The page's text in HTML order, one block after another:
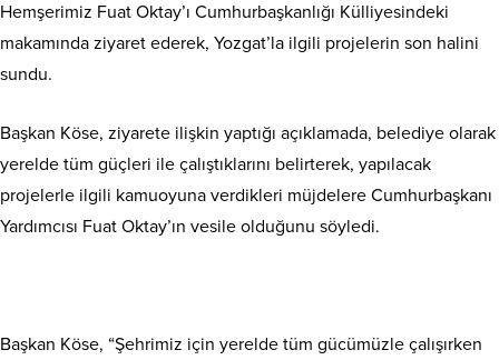
Hemşerimiz Fuat Oktay’ı Cumhurbaşkanlığı Külliyesindeki
makamında ziyaret ederek, Yozgat’la ilgili projelerin son halini
sundu.
Başkan Köse, ziyarete ilişkin yaptığı açıklamada, belediye olarak
yerelde tüm güçleri ile çalıştıklarını belirterek, yapılacak
projelerle ilgili kamuoyuna verdikleri müjdelere Cumhurbaşkanı
Yardımcısı Fuat Oktay’ın vesile olduğunu söyledi.
Başkan Köse, “Şehrimiz için yerelde tüm gücümüzle çalışırken